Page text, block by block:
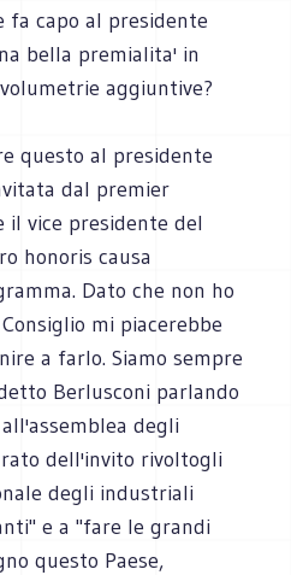
fa capo al presidente
bella premialita' in
aggiuntive?
questo al presidente
dal premier
il vice presidente del
honoris causa
Dato che non ho
mi piacerebbe
a farlo. Siamo sempre
Berlusconi parlando
degli
dell'invito rivoltogli
degli industriali
e a "fare le grandi
questo Paese,